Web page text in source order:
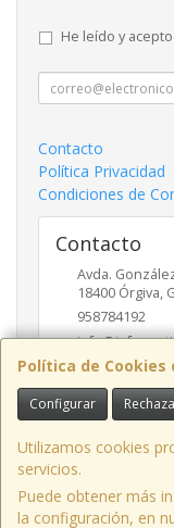
Política de
Configurar
Utilizamos cookies
servicios.
Puede obtener más
la configuración, en
He leído y
Contacto
Política Privacidad
Condiciones de
Contacto
Avda.
18400 Órgiva,
958784192
Horario
9.30 a 14 y 17 a 20
, , , ,